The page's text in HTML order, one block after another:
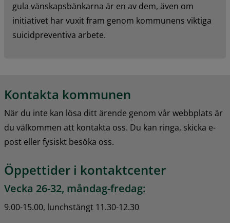
gula vänskapsbänkarna är en av dem, även om
initiativet har vuxit fram genom kommunens viktiga
suicidpreventiva arbete.
Kontakta kommunen
När du inte kan lösa ditt ärende genom vår webbplats är
du välkommen att kontakta oss. Du kan ringa, skicka e-
post eller fysiskt besöka oss.
Öppettider i kontaktcenter
Vecka 26-32, måndag-fredag:
9.00-15.00, lunchstängt 11.30-12.30